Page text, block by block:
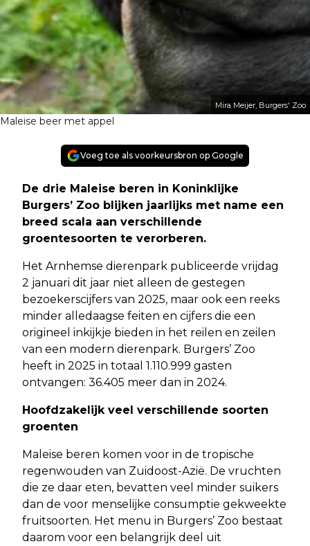
Mira Meijer, Burgers' Zoo
Maleise beer met appel
Voeg toe als voorkeursbron op Google
De drie Maleise beren in Koninklijke
Burgers’ Zoo blijken jaarlijks met name een
breed scala aan verschillende
groentesoorten te verorberen.
Het Arnhemse dierenpark publiceerde vrijdag
2 januari dit jaar niet alleen de gestegen
bezoekerscijfers van 2025, maar ook een reeks
minder alledaagse feiten en cijfers die een
origineel inkijkje bieden in het reilen en zeilen
van een modern dierenpark. Burgers’ Zoo
heeft in 2025 in totaal 1.110.999 gasten
ontvangen: 36.405 meer dan in 2024.
Hoofdzakelijk veel verschillende soorten
groenten
Maleise beren komen voor in de tropische
regenwouden van Zuidoost-Azië. De vruchten
die ze daar eten, bevatten veel minder suikers
dan de voor menselijke consumptie gekweekte
fruitsoorten. Het menu in Burgers’ Zoo bestaat
daarom voor een belangrijk deel uit